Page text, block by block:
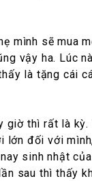
mình sẽ mua
vậy ha. Lúc
là tặng cái
thì rất là
đối với
sinh nhật
sau thì thấy